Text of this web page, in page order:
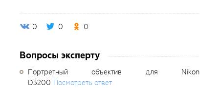
0 0 0
Вопросы эксперту
Портретный объектив для Nikon
D3200 Посмотреть ответ